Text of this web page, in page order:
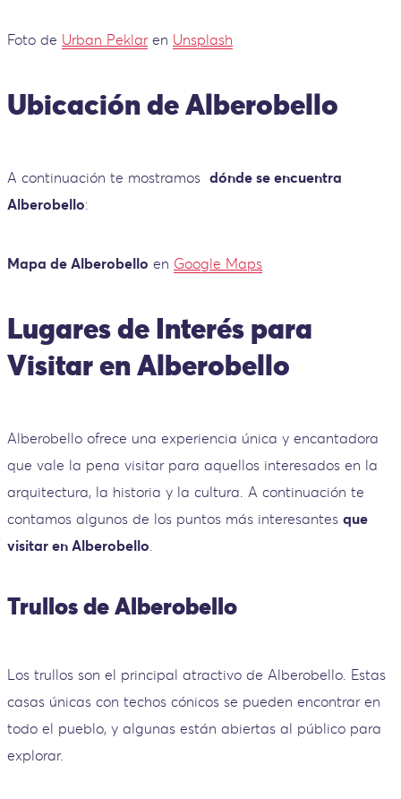
Foto de Urban Peklaren Unsplash
Ubicación de Alberobello
A continuación te mostramos dónde se encuentra
Alberobello:
Mapa de Alberobello en Google Maps
Lugares de Interés para
Visitar en Alberobello
Alberobello ofrece una experiencia única y encantadora
que vale la pena visitar para aquellos interesados ​​en la
arquitectura, la historia y la cultura. A continuación te
contamos algunos de los puntos más interesantes que
visitar en Alberobello.
Trullos de Alberobello
Los trullos son el principal atractivo de Alberobello. Estas
casas únicas con techos cónicos se pueden encontrar en
todo el pueblo, y algunas están abiertas al público para
explorar.